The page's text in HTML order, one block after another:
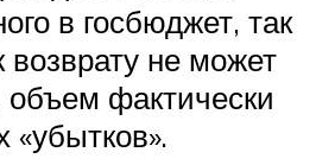
в госбюджет, так
возврату не может
фактически
«убытков».